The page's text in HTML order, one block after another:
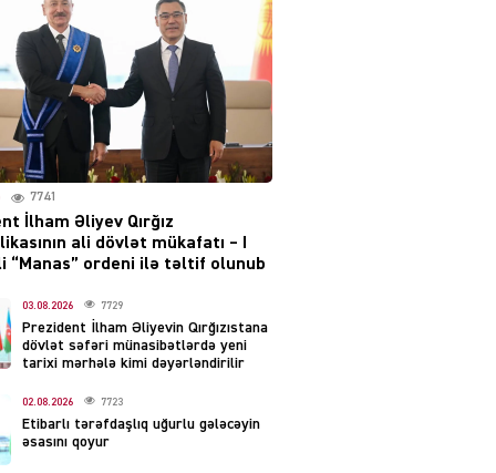
04.08.2026
Müharibə Rusiyanın belini
bükür
04.08.2026 3994
Ekranlardan uzaq qalan
məşhur aktrisanın yeni
çıxdı
04.08.2026 2157
Hüseyn Həsənov haqqında
həbs qərarı verildi –
Milyonluq əmlakı müsadirə
7741
İlham Əliyev Qırğız
ali dövlət mükafatı – I
“Manas” ordeni ilə təltif olunub
03.08.2026 7729
Prezident İlham Əliyevin Qırğızıstana
dövlət səfəri münasibətlərdə yeni
tarixi mərhələ kimi dəyərləndirilir
02.08.2026 7723
Etibarlı tərəfdaşlıq uğurlu gələcəyin
əsasını qoyur